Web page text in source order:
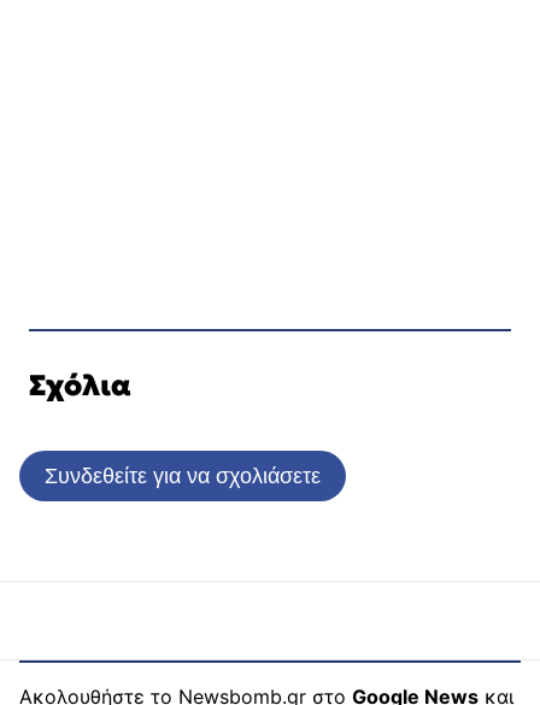
Σχόλια
Συνδεθείτε για να σχολιάσετε
Ακολουθήστε το Newsbomb.gr στο Google News και